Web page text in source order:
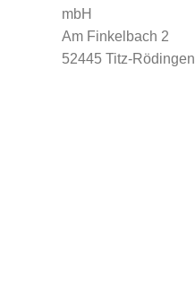
mbH
Am Finkelbach 2
52445 Titz-Rödingen